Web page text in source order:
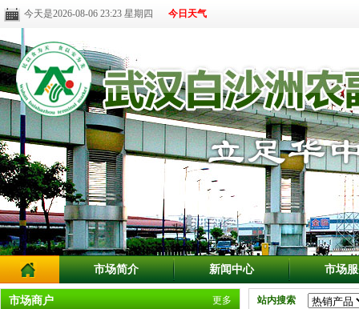
今天是2026-08-06 23:23 星期四 今日天气
市场简介 新闻中心 市场
市场商户 更多 站内搜索